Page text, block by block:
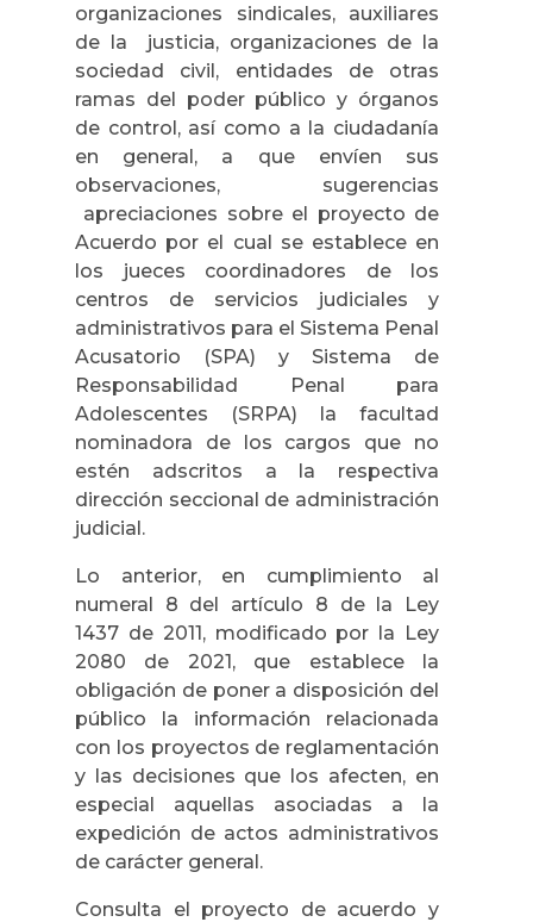
organizaciones sindicales, auxiliares
de la justicia, organizaciones de la
sociedad civil, entidades de otras
ramas del poder público y órganos
de control, así como a la ciudadanía
en general, a que envíen sus
observaciones, sugerencias
apreciaciones sobre el proyecto de
Acuerdo por el cual se establece en
los jueces coordinadores de los
centros de servicios judiciales y
administrativos para el Sistema Penal
Acusatorio (SPA) y Sistema de
Responsabilidad Penal para
Adolescentes (SRPA) la facultad
nominadora de los cargos que no
estén adscritos a la respectiva
dirección seccional de administración
judicial.
Lo anterior, en cumplimiento al
numeral 8 del artículo 8 de la Ley
1437 de 2011, modificado por la Ley
2080 de 2021, que establece la
obligación de poner a disposición del
público la información relacionada
con los proyectos de reglamentación
y las decisiones que los afecten, en
especial aquellas asociadas a la
expedición de actos administrativos
de carácter general.
Consulta el proyecto de acuerdo y